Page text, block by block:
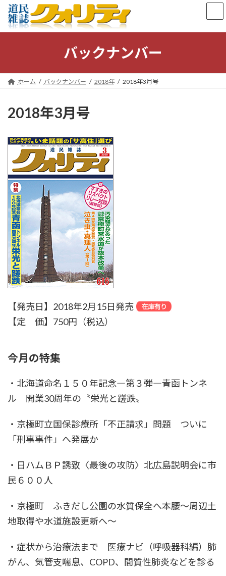
ン
キ
ー
に
バックナンバー
ホーム バックナンバー 2018年 2018年3月号
2018年3月号
【発売日】2018年2月15日発売
【定 価】750円（税込）
今月の特集
・北海道命名１５０年記念―第３弾―青函トンネ
ル 開業30周年の〝栄光と蹉跌〟
・京極町立国保診療所「不正請求」問題 ついに
「刑事事件」へ発展か
・日ハムＢＰ誘致〈最後の攻防〉北広島説明会に市
民６００人
・京極町 ふきだし公園の水質保全へ本腰～周辺土
地取得や水道施設更新へ～
・症状から治療法まで 医療ナビ（呼吸器科編）肺
がん、気管支喘息、COPD、間質性肺炎などを診る